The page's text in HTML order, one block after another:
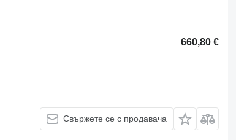
660,80 €
Свържете се с продавача